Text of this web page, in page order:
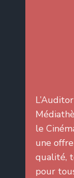
le
une
qualité,
pour